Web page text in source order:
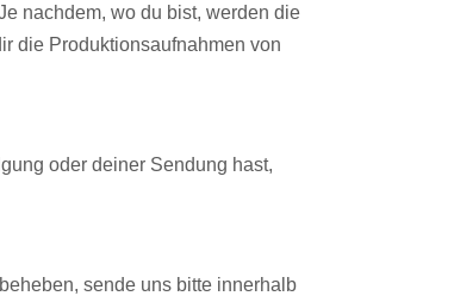
nachdem, wo du bist, werden die
die Produktionsaufnahmen von
oder deiner Sendung hast,
sende uns bitte innerhalb